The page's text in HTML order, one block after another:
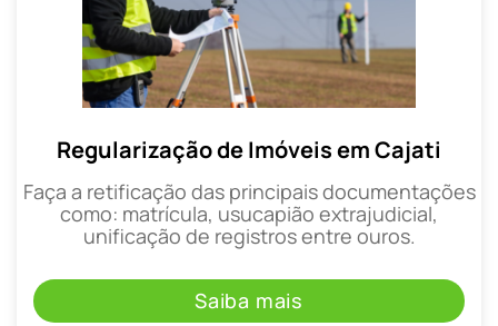
Regularização de Imóveis em Cajati
Faça a retificação das principais documentações
como: matrícula, usucapião extrajudicial,
unificação de registros entre ouros.
Saiba mais